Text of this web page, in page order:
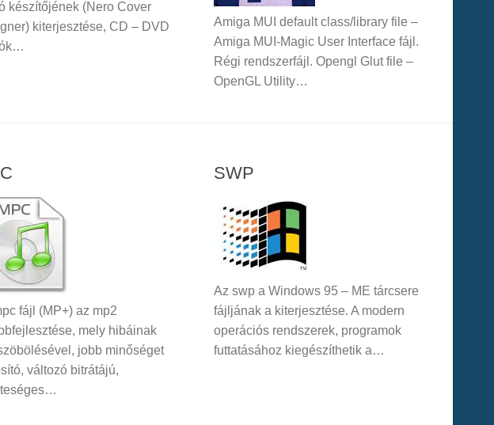
készítőjének (Nero Cover
kiterjesztése, CD – DVD
Amiga MUI default class/library file –
Amiga MUI-Magic User Interface fájl.
Régi rendszerfájl. Opengl Glut file –
OpenGL Utility…
fájl (MP+) az mp2
mely hibáinak
jobb minőséget
változó bitrátájú,
SWP
Az swp a Windows 95 – ME tárcsere
fájljának a kiterjesztése. A modern
operációs rendszerek, programok
futtatásához kiegészíthetik a…